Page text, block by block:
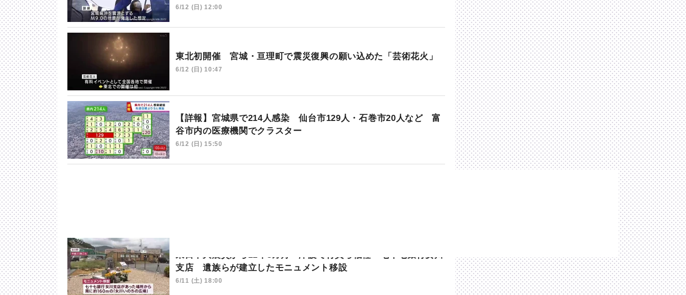
6/12 (日) 12:00
東北初開催 宮城・亘理町で震災復興の願い込めた「芸術花火」
6/12 (日) 10:47
【詳報】宮城県で214人感染 仙台市129人・石巻市20人など 富
谷市内の医療機関でクラスター
6/12 (日) 15:50
東日本大震災から11年3カ月 津波で行員ら犠牲 七十七銀行女川
支店 遺族らが建立したモニュメント移設
6/11 (土) 18:00